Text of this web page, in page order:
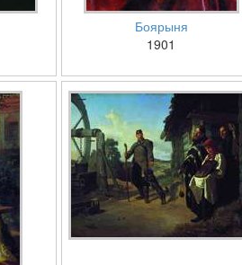
Боярыня
1901